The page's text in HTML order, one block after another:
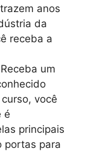
anos
da
receba a
Receba um
você
é
principais
portas para